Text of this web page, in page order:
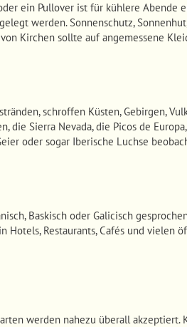
ein Pullover ist für kühlere Abende
werden. Sonnenschutz,
Kirchen sollte auf angemessene
schroffen Küsten, Gebirgen,
Sierra Nevada, die Picos de
oder sogar Iberische Luchse
Baskisch oder Galicisch
Hotels, Restaurants, Cafés und vielen
werden nahezu überall akzeptiert.